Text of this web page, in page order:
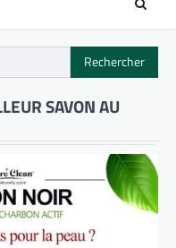
SAVON AU